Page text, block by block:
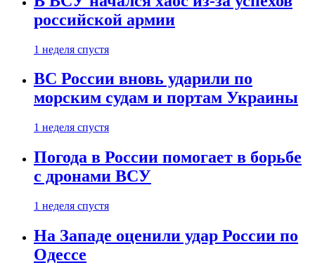
российской армии
1 неделя спустя
ВС России вновь ударили по
морским судам и портам Украины
1 неделя спустя
Погода в России помогает в борьбе
с дронами ВСУ
1 неделя спустя
На Западе оценили удар России по
Одессе